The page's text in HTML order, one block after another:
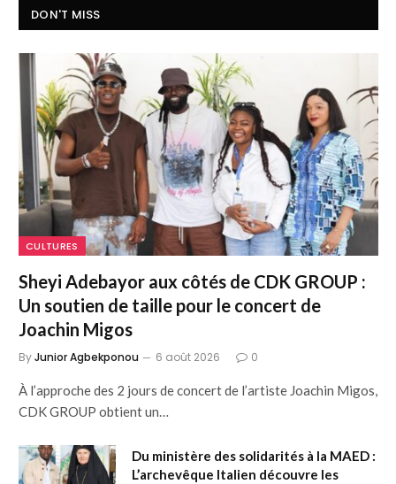
DON'T MISS
CULTURES
Sheyi Adebayor aux côtés de CDK GROUP :
Un soutien de taille pour le concert de
Joachin Migos
ByJunior Agbekponou 6 août 2026 0
À l’approche des 2 jours de concert de l’artiste Joachin Migos,
CDK GROUP obtient un…
Du ministère des solidarités à la MAED :
L’archevêque Italien découvre les